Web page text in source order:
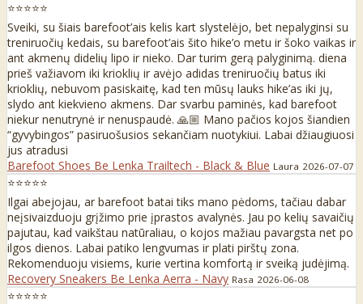
⭐⭐⭐⭐⭐
Sveiki, su šiais barefoot’ais kelis kart slystelėjo, bet nepalyginsi su
treniruočių kedais, su barefoot’ais šito hike’o metu ir šoko vaikas ir
ant akmenų didelių lipo ir nieko. Dar turim gerą palyginimą. diena
prieš važiavom iki krioklių ir avėjo adidas treniruočių batus iki
krioklių, nebuvom pasiskaitę, kad ten mūsų lauks hike’as iki jų,
slydo ant kiekvieno akmens. Dar svarbu paminės, kad barefoot
niekur nenutrynė ir nenuspaudė. 🙏🏼 Mano pačios kojos šiandien
“gyvybingos” pasiruošusios sekančiam nuotykiui. Labai džiaugiuosi
jus atradusi
Barefoot Shoes Be Lenka Trailtech - Black & Blue Laura 2026-07-07
⭐⭐⭐⭐⭐
Ilgai abejojau, ar barefoot batai tiks mano pėdoms, tačiau dabar
neįsivaizduoju grįžimo prie įprastos avalynės. Jau po kelių savaičių
pajutau, kad vaikštau natūraliau, o kojos mažiau pavargsta net po
ilgos dienos. Labai patiko lengvumas ir plati pirštų zona.
Rekomenduoju visiems, kurie vertina komfortą ir sveiką judėjimą.
Recovery Sneakers Be Lenka Aerra - Navy Rasa 2026-06-08
⭐⭐⭐⭐⭐